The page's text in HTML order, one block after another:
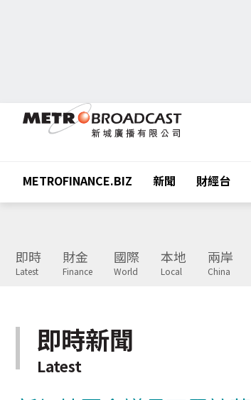
METROFINANCE.BIZ 新聞 財經台
即時
Latest
財金
Finance
國際
World
本地
Local
兩岸
China
即時新聞
Latest